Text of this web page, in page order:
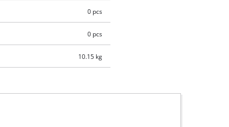
0 pcs
0 pcs
10.15 kg